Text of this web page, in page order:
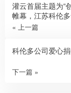
灌云首届主题为“
帷幕，江苏科伦
获成长组冠军
« 上一篇
科伦多公司爱心
下一篇 »